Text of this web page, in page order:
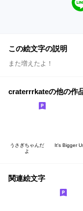
この絵文字の説明
また増えたよ！
craterrrkateの他の作
うさぎちゃんだ
よ
It's Bigger
関連絵文字